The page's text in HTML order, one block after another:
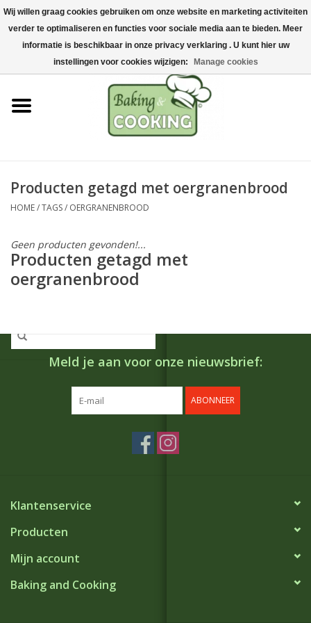
Home
Bak-& kookgerei
Machines & onderdelen
Chocolade & ijsbereiding
Hygiëne & opslag
Grondstoffen & Presentatie
Acties
Producten getagd met oergranenbrood
HOME/TAGS/ OERGRANENBROOD
Geen producten gevonden!...
Producten getagd met
oergranenbrood
Meld je aan voor onze nieuwsbrief:
ABONNEER
Klantenservice
Producten
Mijn account
Baking and Cooking
Wij willen graag cookies gebruiken om onze website en marketing activiteiten
verder te optimaliseren en functies voor sociale media aan te bieden. Meer
informatie is beschikbaar in onze privacy verklaring . U kunt hier uw
instellingen voor cookies wijzigen:
Manage cookies